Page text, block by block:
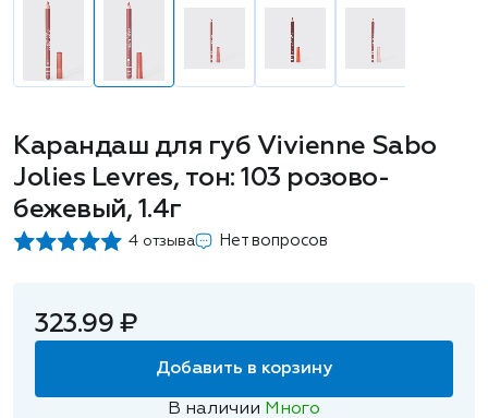
Карандаш для губ Vivienne Sabo
Jolies Levres, тон: 103 розово-
бежевый, 1.4г
4 отзыва Нет вопросов
323.99 ₽
Добавить в корзину
В наличии Много